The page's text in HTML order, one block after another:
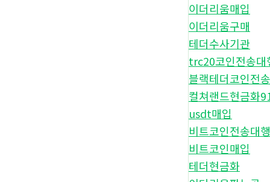
이더리움매입
이더리움구매
테더수사기관
trc20코인전송대
블랙테더코인전송
컬쳐랜드현금화
usdt매입
비트코인전송대행
비트코인매입
테더현금화